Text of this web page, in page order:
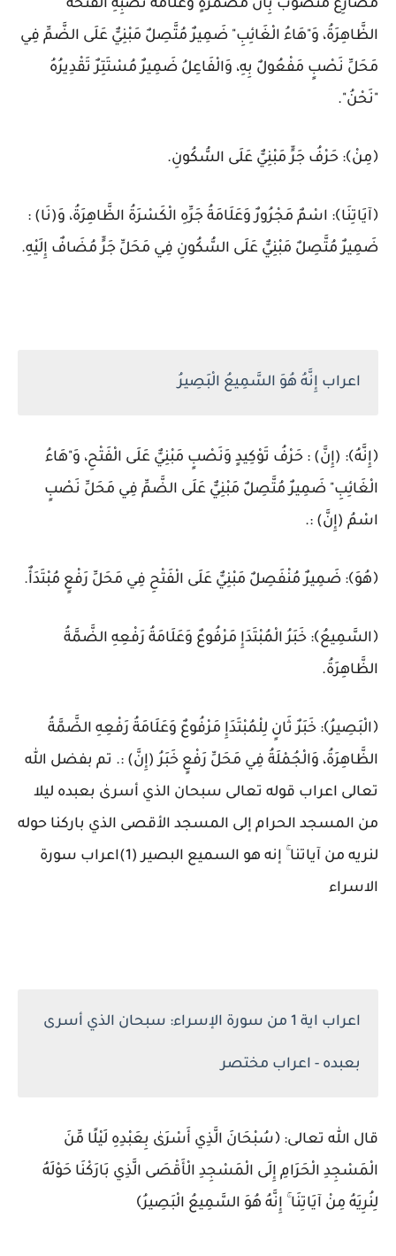
مُضَارِعٌ مَنْصُوبٌ بِأَنْ مُضْمَرَةٍ وَعَلَامَةُ نَصْبِهِ الْفَتْحَةُ
الظَّاهِرَةُ، وَ"هَاءُ الْغَائِبِ" ضَمِيرٌ مُتَّصِلٌ مَبْنِيٌّ عَلَى الضَّمِّ فِي
مَحَلِّ نَصْبٍ مَفْعُولٌ بِهِ، وَالْفَاعِلُ ضَمِيرٌ مُسْتَتِرٌ تَقْدِيرُهُ
"نَحْنُ".
﴿مِنْ﴾: حَرْفُ جَرٍّ مَبْنِيٌّ عَلَى السُّكُونِ.
﴿آيَاتِنَا﴾: اسْمٌ مَجْرُورٌ وَعَلَامَةُ جَرِّهِ الْكَسْرَةُ الظَّاهِرَةُ، وَ(نَا) :
ضَمِيرٌ مُتَّصِلٌ مَبْنِيٌّ عَلَى السُّكُونِ فِي مَحَلِّ جَرٍّ مُضَافٌ إِلَيْهِ.
اعراب إِنَّهُ هُوَ السَّمِيعُ الْبَصِيرُ
﴿إِنَّهُ﴾: (إِنَّ) : حَرْفُ تَوْكِيدٍ وَنَصْبٍ مَبْنِيٌّ عَلَى الْفَتْحِ، وَ"هَاءُ
الْغَائِبِ" ضَمِيرٌ مُتَّصِلٌ مَبْنِيٌّ عَلَى الضَّمِّ فِي مَحَلِّ نَصْبٍ
اسْمُ (إِنَّ) :.
﴿هُوَ﴾: ضَمِيرٌ مُنْفَصِلٌ مَبْنِيٌّ عَلَى الْفَتْحِ فِي مَحَلِّ رَفْعٍ مُبْتَدَأٌ.
﴿السَّمِيعُ﴾: خَبَرُ الْمُبْتَدَإِ مَرْفُوعٌ وَعَلَامَةُ رَفْعِهِ الضَّمَّةُ
الظَّاهِرَةُ.
﴿الْبَصِيرُ﴾: خَبَرٌ ثَانٍ لِلْمُبْتَدَإِ مَرْفُوعٌ وَعَلَامَةُ رَفْعِهِ الضَّمَّةُ
الظَّاهِرَةُ، وَالْجُمْلَةُ فِي مَحَلِّ رَفْعٍ خَبَرُ (إِنَّ) :. تم بفضل الله
تعالى اعراب قوله تعالى سبحان الذي أسرىٰ بعبده ليلا
من المسجد الحرام إلى المسجد الأقصى الذي باركنا حوله
لنريه من آياتنا ۚ إنه هو السميع البصير (1)اعراب سورة
الاسراء
اعراب اية 1 من سورة الإسراء: سبحان الذي أسرى
بعبده - اعراب مختصر
قال الله تعالى: ﴿سُبْحَانَ الَّذِي أَسْرَىٰ بِعَبْدِهِ لَيْلًا مِّنَ
الْمَسْجِدِ الْحَرَامِ إِلَى الْمَسْجِدِ الْأَقْصَى الَّذِي بَارَكْنَا حَوْلَهُ
لِنُرِيَهُ مِنْ آيَاتِنَا ۚ إِنَّهُ هُوَ السَّمِيعُ الْبَصِيرُ﴾